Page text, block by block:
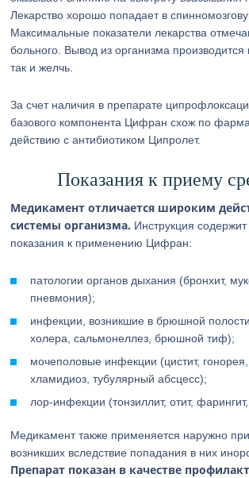
Лекарство хорошо попадает в
Максимальные показатели лекарства
больного. Вывод из организма производится
так и желчь.
За счет наличия в препарате
базового компонента Цифран схож по
действию с антибиотиком Ципролет.
Показания к приему
Медикамент отличается широким
системы организма. Инструкция
показания к применению Цифран:
патологии органов дыхания (бронхит,
пневмония);
инфекции, возникшие в брюшной
холера, сальмонеллез, брюшной тиф);
мочеполовые инфекции (цистит,
хламидиоз, тубулярный абсцесс);
лор-инфекции (тонзиллит, отит, фарингит,
Медикамент также применяется наружно
возникших вследствие попадания в них
Препарат показан в качестве